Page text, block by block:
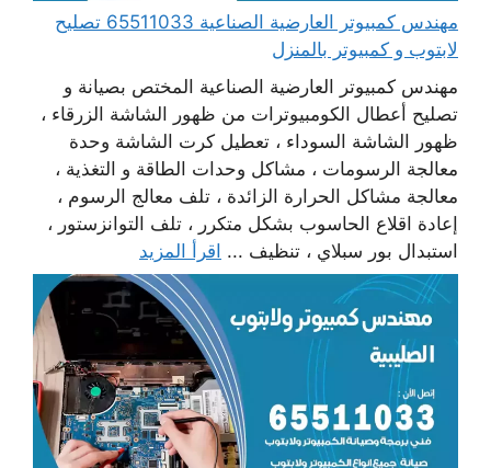
مهندس كمبيوتر العارضية الصناعية 65511033 تصليح
لابتوب و كمبيوتر بالمنزل
مهندس كمبيوتر العارضية الصناعية المختص بصيانة و
تصليح أعطال الكومبيوترات من ظهور الشاشة الزرقاء ،
ظهور الشاشة السوداء ، تعطيل كرت الشاشة وحدة
معالجة الرسومات ، مشاكل وحدات الطاقة و التغذية ،
معالجة مشاكل الحرارة الزائدة ، تلف معالج الرسوم ،
إعادة اقلاع الحاسوب بشكل متكرر ، تلف التوانزستور ،
استبدال بور سبلاي ، تنظيف ... اقرأ المزيد